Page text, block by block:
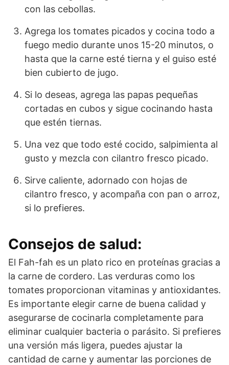
con las cebollas.
Agrega los tomates picados y cocina todo a
fuego medio durante unos 15-20 minutos, o
hasta que la carne esté tierna y el guiso esté
bien cubierto de jugo.
Si lo deseas, agrega las papas pequeñas
cortadas en cubos y sigue cocinando hasta
que estén tiernas.
Una vez que todo esté cocido, salpimienta al
gusto y mezcla con cilantro fresco picado.
Sirve caliente, adornado con hojas de
cilantro fresco, y acompaña con pan o arroz,
si lo prefieres.
Consejos de salud:
El Fah-fah es un plato rico en proteínas gracias a
la carne de cordero. Las verduras como los
tomates proporcionan vitaminas y antioxidantes.
Es importante elegir carne de buena calidad y
asegurarse de cocinarla completamente para
eliminar cualquier bacteria o parásito. Si prefieres
una versión más ligera, puedes ajustar la
cantidad de carne y aumentar las porciones de